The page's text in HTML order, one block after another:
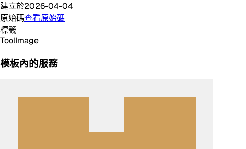
建立於2026-04-04
原始碼查看原始碼
標籤
ToolImage
模板內的服務